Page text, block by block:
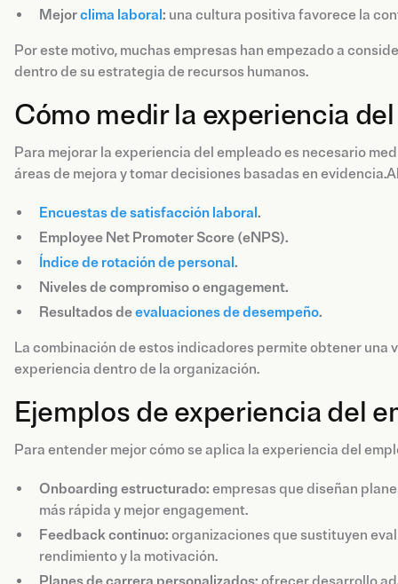
Mejorclima laboral: una cultura positiva favorece la
Por este motivo, muchas empresas han empezado a
dentro de su estrategia de recursos humanos.
Cómo medir la experiencia
Para mejorar la experiencia del empleado es necesario
áreas de mejora y tomar decisiones basadas en
Encuestas de satisfacción laboral.
Employee Net Promoter Score (eNPS).
Índice de rotación de personal.
Niveles de compromiso o engagement.
Resultados deevaluaciones de desempeño.
La combinación de estos indicadores permite obtener una
experiencia dentro de la organización.
Ejemplos de experiencia del
Para entender mejor cómo se aplica la experiencia del
Onboarding estructurado: empresas que diseñan
más rápida y mejor engagement.
Feedback continuo: organizaciones que sustituyen
rendimiento y la motivación.